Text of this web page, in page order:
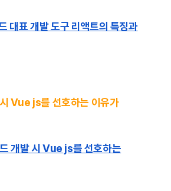
대표 개발 도구 리액트의 특징과
Vue js를 선호하는 이유가
개발 시 Vue js를 선호하는